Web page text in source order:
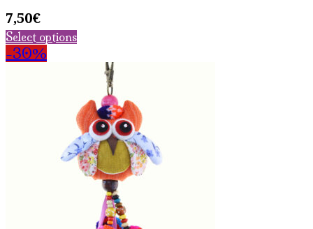
7,50€
Select options
-30%